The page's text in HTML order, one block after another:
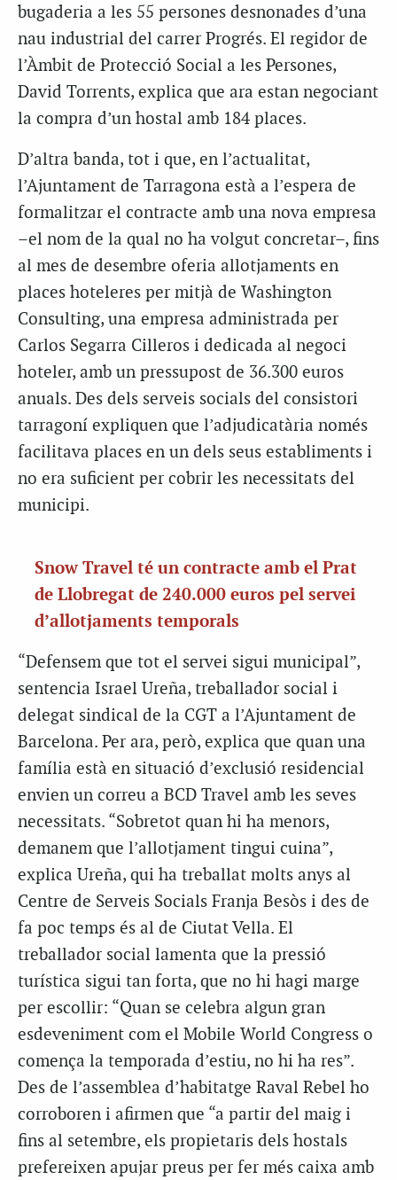
bugaderia a les 55 persones desnonades d’una
nau industrial del carrer Progrés. El regidor de
l’Àmbit de Protecció Social a les Persones,
David Torrents, explica que ara estan negociant
la compra d’un hostal amb 184 places.
D’altra banda, tot i que, en l’actualitat,
l’Ajuntament de Tarragona està a l’espera de
formalitzar el contracte amb una nova empresa
–el nom de la qual no ha volgut concretar–, fins
al mes de desembre oferia allotjaments en
places hoteleres per mitjà de Washington
Consulting, una empresa administrada per
Carlos Segarra Cilleros i dedicada al negoci
hoteler, amb un pressupost de 36.300 euros
anuals. Des dels serveis socials del consistori
tarragoní expliquen que l’adjudicatària només
facilitava places en un dels seus establiments i
no era suficient per cobrir les necessitats del
municipi.
Snow Travel té un contracte amb el Prat
de Llobregat de 240.000 euros pel servei
d’allotjaments temporals
“Defensem que tot el servei sigui municipal”,
sentencia Israel Ureña, treballador social i
delegat sindical de la CGT a l’Ajuntament de
Barcelona. Per ara, però, explica que quan una
família està en situació d’exclusió residencial
envien un correu a BCD Travel amb les seves
necessitats. “Sobretot quan hi ha menors,
demanem que l’allotjament tingui cuina”,
explica Ureña, qui ha treballat molts anys al
Centre de Serveis Socials Franja Besòs i des de
fa poc temps és al de Ciutat Vella. El
treballador social lamenta que la pressió
turística sigui tan forta, que no hi hagi marge
per escollir: “Quan se celebra algun gran
esdeveniment com el Mobile World Congress o
comença la temporada d’estiu, no hi ha res”.
Des de l’assemblea d’habitatge Raval Rebel ho
corroboren i afirmen que “a partir del maig i
fins al setembre, els propietaris dels hostals
prefereixen apujar preus per fer més caixa amb